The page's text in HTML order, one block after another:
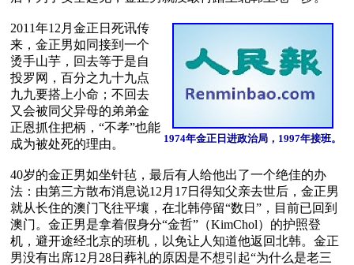
1974年金正日进政治局，1997年接班。
2011年12月金正日死讯传
来，金正男如同接到一个
烫手山芋，回去等于是自
投罗网，百分之九十九点
九九要搭上小命；不回去
又会被同父异母的弟弟金
正恩抓住把柄，“不孝”也能
成为被处死的理由。
40岁的金正男如坐针毡，最后有人给他出了一个绝佳的办
法：由第三方散布消息说12月17日得知父亲去世后，金正男
就从长住的澳门飞往平壤，在北韩停留“数日”，目前已回到
澳门。金正男是拿着假身分“金哲”（KimChol）的护照登
机，避开途经北京的班机，以免让人知道他返回北韩。金正
男没有出席12月28日葬礼的原因是不想引起“为什么是老三